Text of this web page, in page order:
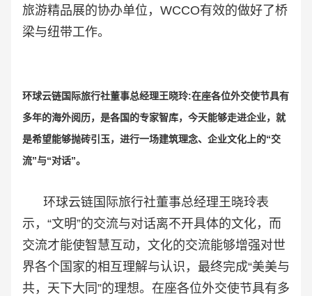
旅游精品展的协办单位，WCCO有效的做好了桥
梁与纽带工作。
环球云链国际旅行社董事总经理王晓玲:在座各位外交使节具有
多年的海外阅历，是各国的专家智库，今天能够走进企业，就
是希望能够抛砖引玉，进行一场建筑理念、企业文化上的“交
流”与“对话”。
环球云链国际旅行社董事总经理王晓玲表
示，“文明”的交流与对话离不开具体的文化，而
交流才能使智慧互动，文化的交流能够增强对世
界各个国家的相互理解与认识，最终完成“美美与
共，天下大同”的理想。在座各位外交使节具有多